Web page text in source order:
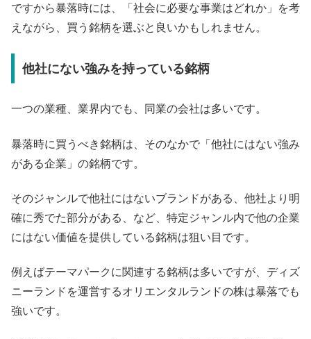
ですから暴落時には、「社会に必要な事業はどれか」を考
えながら、買う銘柄を選ぶと良いかもしれません。
他社にない強みを持っている銘柄
一つの業種、業界内でも、同業の会社は多いです。
暴落時に買うべき銘柄は、そのなかで「他社にはない強み
がある企業」の銘柄です。
そのジャンルで他社にはないブランドがある、他社より明
確に秀でた部分がある、など、特定ジャンル内で他の企業
にはない価値を提供している銘柄は狙い目です。
例えばテーマパークに関連する銘柄は多いですが、ディズ
ニーランドを運営するオリエンタルランドの株は暴落でも
強いです。